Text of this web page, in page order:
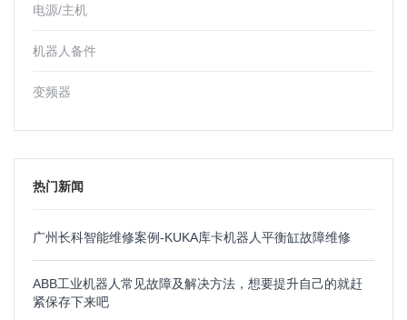
电源/主机
机器人备件
变频器
热门新闻
广州长科智能维修案例-KUKA库卡机器人平衡缸故障维修
ABB工业机器人常见故障及解决方法，想要提升自己的就赶
紧保存下来吧